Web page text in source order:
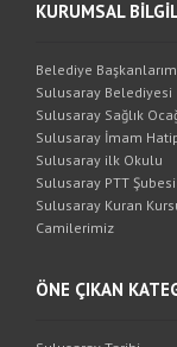
KURUMSAL
Belediye
Sulusaray Belediyesi
Sulusaray Sağlık
Sulusaray İmam
Sulusaray ilk Okulu
Sulusaray PTT Şubesi
Sulusaray Kuran
Camilerimiz
ÖNE ÇIKAN